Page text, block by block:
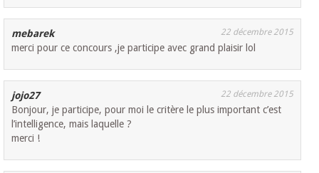
mebarek 22 décembre 2015
merci pour ce concours ,je participe avec grand plaisir lol
jojo27 22 décembre 2015
Bonjour, je participe, pour moi le critère le plus important c’est
l’intelligence, mais laquelle ?
merci !